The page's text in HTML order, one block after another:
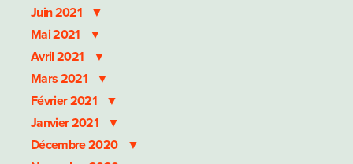
Juin 2021
Mai 2021
Avril 2021
Mars 2021
Février 2021
Janvier 2021
Décembre 2020